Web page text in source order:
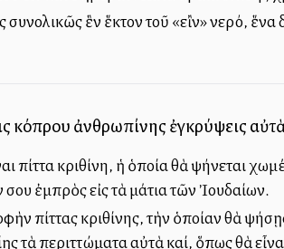
ἓν ἕκτον τοῦ «εἲν» νερό, ἕνα
κόπρου ἀνθρωπίνης ἐγκρύψεις
κριθίνη, ἡ ὁποία θὰ ψήνεται
ἐμπρὸς εἰς τὰ μάτια τῶν Ἰουδαίων.
πίττας κριθίνης, τὴν ὁποίαν θὰ
περιττώματα αὐτὰ καί, ὅπως θὰ